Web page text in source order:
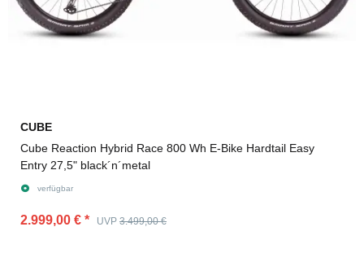
CUBE
Cube Reaction Hybrid Race 800 Wh E-Bike Hardtail Easy
Entry 27,5" black´n´metal
verfügbar
2.999,00 € * UVP 3.499,00 €